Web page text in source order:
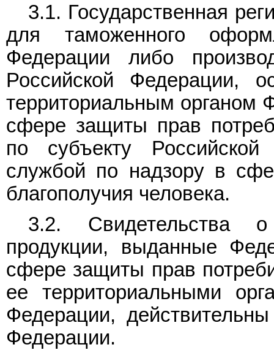
3.1. Государственная
для таможенного
Федерации либо
Российской Федерации,
территориальным органом
сфере защиты прав
по субъекту
службой по надзору в
благополучия человека.
3.2. Свидетельства о
продукции, выданные
сфере защиты прав
ее территориальными
Федерации,
Федерации.